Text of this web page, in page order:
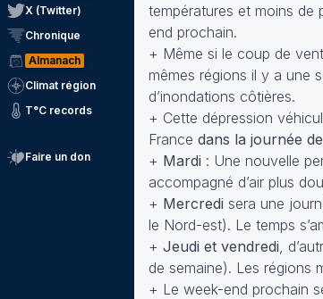
X (Twitter)
Chronique
Almanach
Climat région
T°C records
Faire un don
températures et moins de
end prochain.
+ Même si le coup de
mêmes régions il y a une
d’inondations côtières.
+ Cette dépression
France dans la journée
+ Mardi : Une nouvelle
accompagné d’air plus
+ Mercredi sera une
le Nord-est). Le temps
+ Jeudi et vendredi,
de semaine). Les régions
+ Le week-end prochain